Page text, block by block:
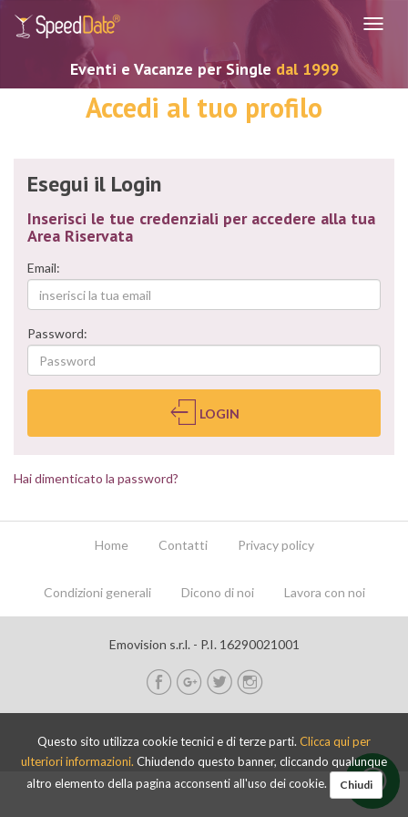
Eventi e Vacanze per Single dal 1999
Accedi al tuo profilo
Esegui il Login
Inserisci le tue credenziali per accedere alla tua
Area Riservata
Email:
Password:
LOGIN
Hai dimenticato la password?
Home Contatti Privacy policy
Condizioni generali Dicono di noi Lavora con noi
Emovision s.r.l. - P.I. 16290021001
Questo sito utilizza cookie tecnici e di terze parti. Clicca qui per
ulteriori informazioni. Chiudendo questo banner, cliccando qualunque
altro elemento della pagina acconsenti all'uso dei cookie.
Chiudi